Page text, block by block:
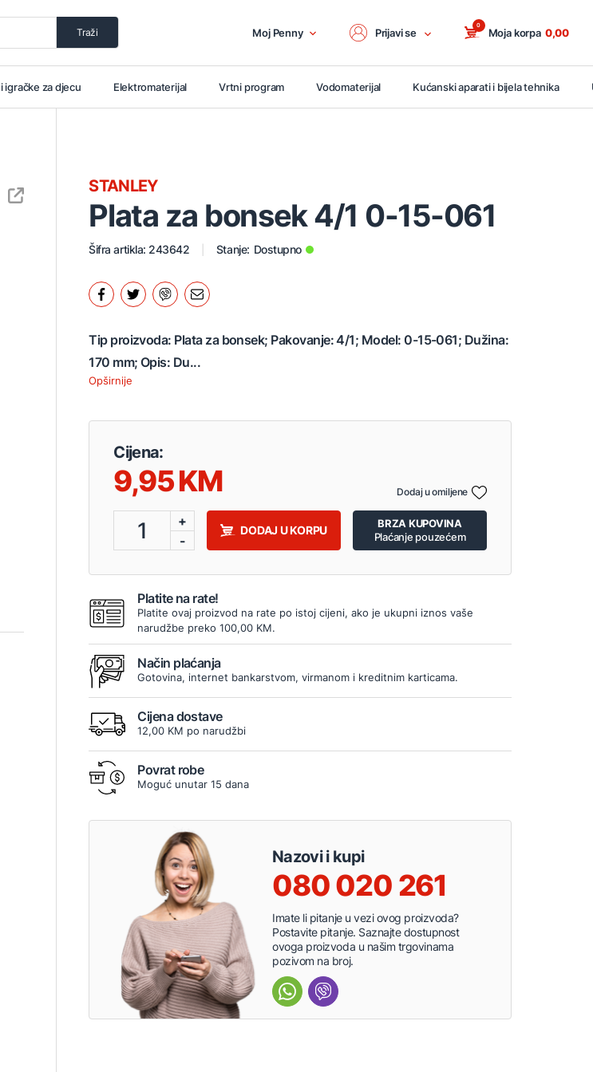
Traži Moj Penny Prijavi se Moja korpa
0
0,00
igračke za djecu Elektromaterijal Vrtni program Vodomaterijal Kućanski aparati i bijela tehnika
Plata za bonsek 4/1 0-15-061
STANLEY
Šifra artikla: 243642 Stanje: Dostupno
Tip proizvoda: Plata za bonsek; Pakovanje: 4/1; Model: 0-15-061; Dužina:
170 mm; Opis: Du...
Opširnije
Cijena:
9,95
1
+
-
DODAJ U KORPU
BRZA KUPOVINA
Plaćanje pouzećem
Dodaj u omiljene
Platite na rate!
Platite ovaj proizvod na rate po istoj cijeni, ako je ukupni iznos vaše
narudžbe preko 100,00 KM.
Način plaćanja
Gotovina, internet bankarstvom, virmanom i kreditnim karticama.
Cijena dostave
12,00 KM po narudžbi
Povrat robe
Moguć unutar 15 dana
Nazovi i kupi
080 020 261
Imate li pitanje u vezi ovog proizvoda?
Postavite pitanje. Saznajte dostupnost
ovoga proizvoda u našim trgovinama
pozivom na broj.